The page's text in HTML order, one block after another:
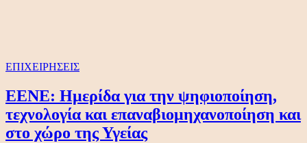
ΕΠΙΧΕΙΡΗΣΕΙΣ
ΕΕΝΕ: Ημερίδα για την ψηφιοποίηση,
τεχνολογία και επαναβιομηχανοποίηση και
στο χώρο της Υγείας